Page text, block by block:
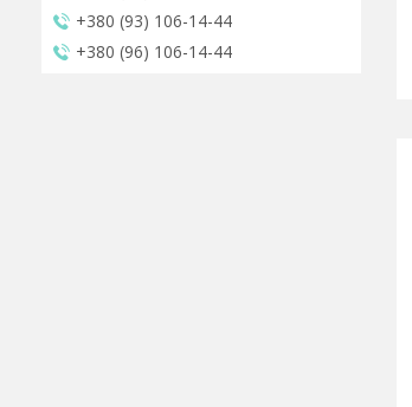
+380 (93) 106-14-44
+380 (96) 106-14-44